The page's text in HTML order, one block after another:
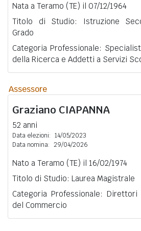
Nata a Teramo (TE) il 07/12/1964
Titolo di Studio: Istruzione
Grado
Categoria Professionale:
della Ricerca e Addetti a Servizi
Assessore
Graziano CIAPANNA
52 anni
Data elezioni: 14/05/2023
Data nomina: 29/04/2026
Nato a Teramo (TE) il 16/02/1974
Titolo di Studio: Laurea Magistrale
Categoria Professionale:
del Commercio